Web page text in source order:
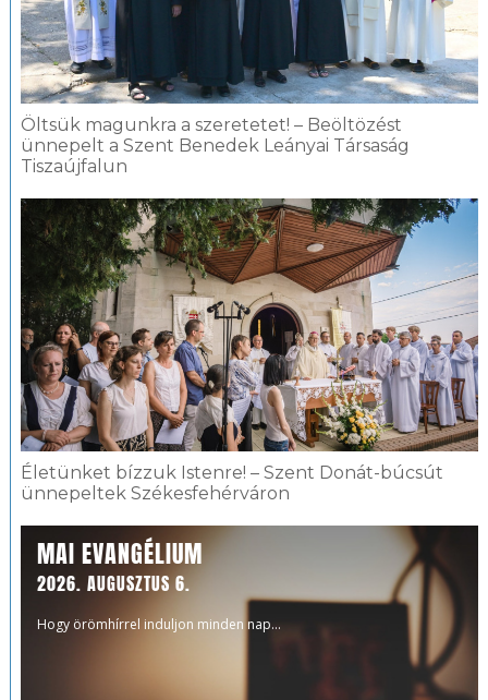
Öltsük magunkra a szeretetet! – Beöltözést
ünnepelt a Szent Benedek Leányai Társaság
Tiszaújfalun
Életünket bízzuk Istenre! – Szent Donát-búcsút
ünnepeltek Székesfehérváron
MAI EVANGÉLIUM
2026. AUGUSZTUS 6.
Hogy örömhírrel induljon minden nap...